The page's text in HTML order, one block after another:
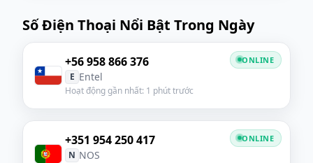
Số Điện Thoại Nổi Bật Trong Ngày
+56 958 866 376
E Entel
Hoạt động gần nhất: 1 phút trước
ONLINE
+351 954 250 417
N NOS
ONLINE